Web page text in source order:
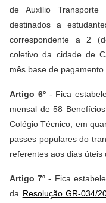
de Auxílio Transporte
destinados a
correspondente a 2
coletivo da cidade de
mês base de pagamento.
Artigo 6º- Fica
mensal de 58
Colégio Técnico, em
passes populares do
referentes aos dias úteis
Artigo 7º - Fica
da Resolução GR-034/